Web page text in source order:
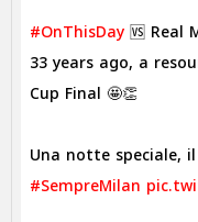
#OnThisDay🆚 Real
33 years ago, a
Cup Final 🤩👏
Una notte speciale,
#SempreMilan